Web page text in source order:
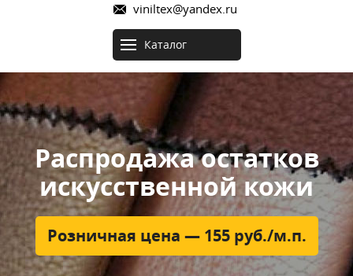
viniltex@yandex.ru
Каталог
товаров
Розничные точки
продаж в Москве
4 магазина + 24/7 интернет-магазин
Отрезаем ткани от 1 метра